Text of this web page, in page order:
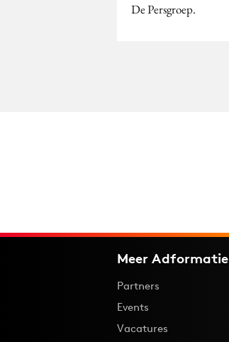
De Persgroep.
Meer Adformatie
Partners
Events
Vacatures